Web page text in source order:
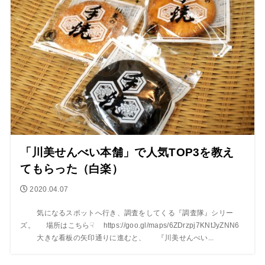
「川美せんべい本舗」で人気TOP3を教え
てもらった（白楽）
2020.04.07
気になるスポットへ行き、調査をしてくる『調査隊』シリー
ズ。 場所はこちら☟ https://goo.gl/maps/6ZDrzpj7KNtJyZNN6
大きな看板の矢印通りに進むと、 『川美せんべい...